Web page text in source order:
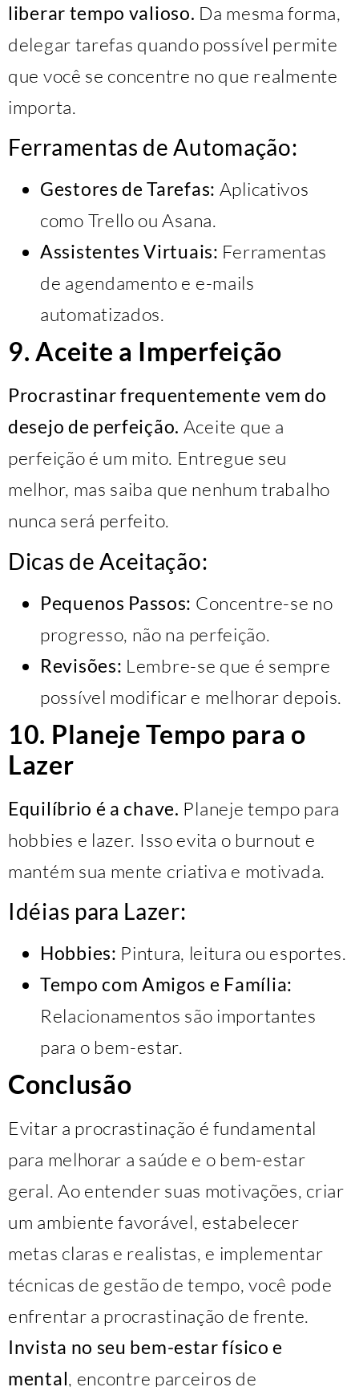
liberar tempo valioso. Da mesma forma,
delegar tarefas quando possível permite
que você se concentre no que realmente
importa.
Ferramentas de Automação:
Gestores de Tarefas: Aplicativos
como Trello ou Asana.
Assistentes Virtuais: Ferramentas
de agendamento e e-mails
automatizados.
9. Aceite a Imperfeição
Procrastinar frequentemente vem do
desejo de perfeição. Aceite que a
perfeição é um mito. Entregue seu
melhor, mas saiba que nenhum trabalho
nunca será perfeito.
Dicas de Aceitação:
Pequenos Passos: Concentre-se no
progresso, não na perfeição.
Revisões: Lembre-se que é sempre
possível modificar e melhorar depois.
10. Planeje Tempo para o
Lazer
Equilíbrio é a chave. Planeje tempo para
hobbies e lazer. Isso evita o burnout e
mantém sua mente criativa e motivada.
Idéias para Lazer:
Hobbies: Pintura, leitura ou esportes.
Tempo com Amigos e Família:
Relacionamentos são importantes
para o bem-estar.
Conclusão
Evitar a procrastinação é fundamental
para melhorar a saúde e o bem-estar
geral. Ao entender suas motivações, criar
um ambiente favorável, estabelecer
metas claras e realistas, e implementar
técnicas de gestão de tempo, você pode
enfrentar a procrastinação de frente.
Invista no seu bem-estar físico e
mental, encontre parceiros de